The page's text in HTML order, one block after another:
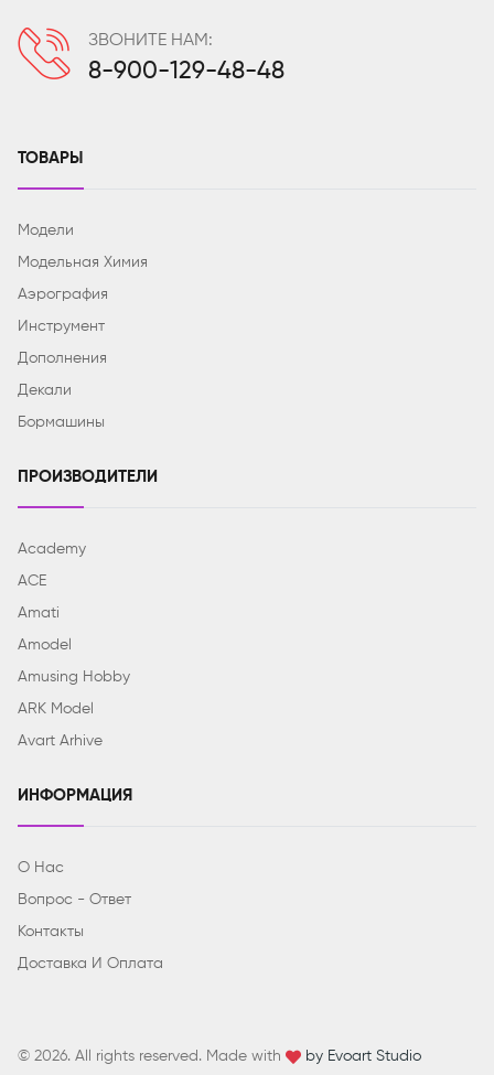
ЗВОНИТЕ НАМ:
8-900-129-48-48
ТОВАРЫ
Модели
Модельная Химия
Аэрография
Инструмент
Дополнения
Декали
Бормашины
ПРОИЗВОДИТЕЛИ
Academy
ACE
Amati
Amodel
Amusing Hobby
ARK Model
Avart Arhive
ИНФОРМАЦИЯ
О Нас
Вопрос - Ответ
Контакты
Доставка И Оплата
© 2026. All rights reserved. Made with by Evoart Studio